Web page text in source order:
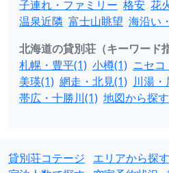
子連れ・ファミリー 格安 花
温泉近隣 富士山眺望 海沿い
北海道の貸別荘（キーワード
札幌・豊平(1) 小樽(1) ニセ
美瑛(1) 網走・北見(1) 川湯
帯広・十勝川(1) 地図から探す
貸別荘コテージ エリアから探す